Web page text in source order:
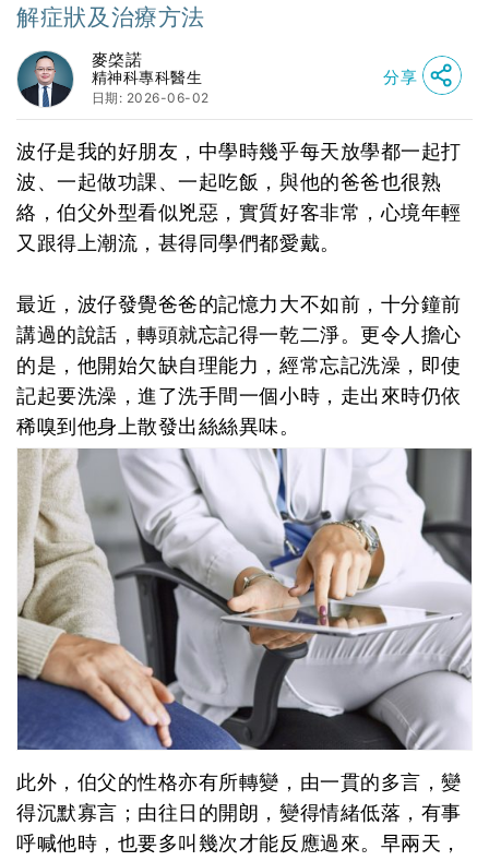
解症狀及治療方法
麥棨諾
精神科專科醫生
日期: 2026-06-02
分享
波仔是我的好朋友，中學時幾乎每天放學都一起打
波、一起做功課、一起吃飯，與他的爸爸也很熟
絡，伯父外型看似兇惡，實質好客非常，心境年輕
又跟得上潮流，甚得同學們都愛戴。
最近，波仔發覺爸爸的記憶力大不如前，十分鐘前
講過的說話，轉頭就忘記得一乾二淨。更令人擔心
的是，他開始欠缺自理能力，經常忘記洗澡，即使
記起要洗澡，進了洗手間一個小時，走出來時仍依
稀嗅到他身上散發出絲絲異味。
此外，伯父的性格亦有所轉變，由一貫的多言，變
得沉默寡言；由往日的開朗，變得情緒低落，有事
呼喊他時，也要多叫幾次才能反應過來。早兩天，